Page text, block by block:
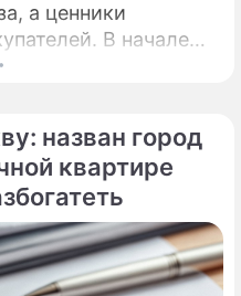
а ценники
В начале
назван город
квартире